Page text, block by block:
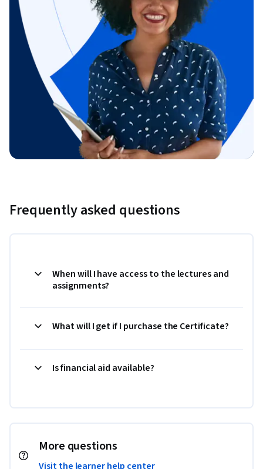
Frequently asked questions
When will I have access to the lectures and
assignments?
What will I get if I purchase the Certificate?
Is financial aid available?
More questions
Visit the learner help center